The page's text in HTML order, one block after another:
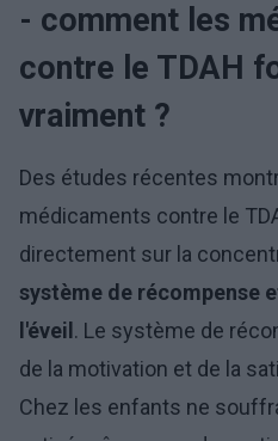
- comment les
contre le TDAH
vraiment ?
Des études récentes
médicaments contre le
directement sur la
système de récompense
l'éveil . Le système de
de la motivation et de la
Chez les enfants ne